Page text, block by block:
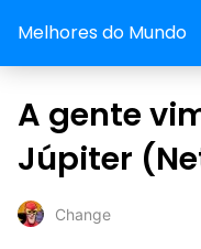
Melhores do Mundo
A gente
Júpiter
Change